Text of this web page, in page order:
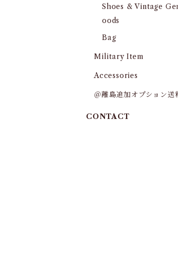
Shoes & Vintage
oods
Bag
Military Item
Accessories
＠離島追加オプション送
CONTACT